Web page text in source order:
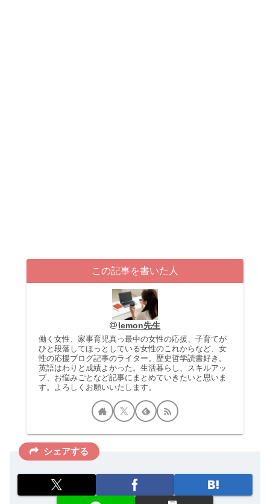
この記事を書いた人
lemon先生
働く女性、家事育児真っ最中の女性の応援、子育てが
ひと段落してほっとしている女性のこれからなど、女
性の応援ブログ記事のライター。歴史哲学読書好き。
英語はわりと成績よかった。生活暮らし、スキルアッ
プ、お悩みごとなど記事にまとめていきたいと思いま
す。よろしくお願いいたします。
シェアする